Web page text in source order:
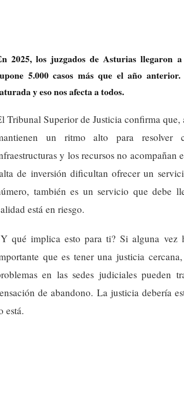
2025, los juzgados de Asturias llegaron
5.000 casos más que el año
y eso nos afecta a todos.
Tribunal Superior de Justicia confirma que,
un ritmo alto para resolver
y los recursos no acompañan
de inversión dificultan ofrecer un
también es un servicio que debe
está en riesgo.
qué implica esto para ti? Si alguna vez
que es tener una justicia
en las sedes judiciales pueden
de abandono. La justicia debería
está.